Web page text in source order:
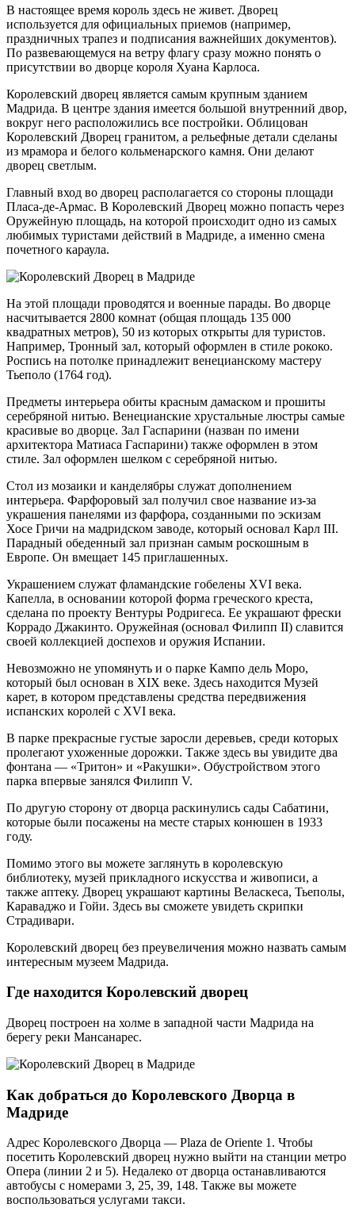
В настоящее время король здесь не живет. Дворец
используется для официальных приемов (например,
праздничных трапез и подписания важнейших документов).
По развевающемуся на ветру флагу сразу можно понять о
присутствии во дворце короля Хуана Карлоса.
Королевский дворец является самым крупным зданием
Мадрида. В центре здания имеется большой внутренний двор,
вокруг него расположились все постройки. Облицован
Королевский Дворец гранитом, а рельефные детали сделаны
из мрамора и белого кольменарского камня. Они делают
дворец светлым.
Главный вход во дворец располагается со стороны площади
Пласа-де-Армас. В Королевский Дворец можно попасть через
Оружейную площадь, на которой происходит одно из самых
любимых туристами действий в Мадриде, а именно смена
почетного караула.
На этой площади проводятся и военные парады. Во дворце
насчитывается 2800 комнат (общая площадь 135 000
квадратных метров), 50 из которых открыты для туристов.
Например, Тронный зал, который оформлен в стиле рококо.
Роспись на потолке принадлежит венецианскому мастеру
Тьеполо (1764 год).
Предметы интерьера обиты красным дамаском и прошиты
серебряной нитью. Венецианские хрустальные люстры самые
красивые во дворце. Зал Гаспарини (назван по имени
архитектора Матиаса Гаспарини) также оформлен в этом
стиле. Зал оформлен шелком с серебряной нитью.
Стол из мозаики и канделябры служат дополнением
интерьера. Фарфоровый зал получил свое название из-за
украшения панелями из фарфора, созданными по эскизам
Хосе Гричи на мадридском заводе, который основал Карл III.
Парадный обеденный зал признан самым роскошным в
Европе. Он вмещает 145 приглашенных.
Украшением служат фламандские гобелены XVI века.
Капелла, в основании которой форма греческого креста,
сделана по проекту Вентуры Родригеса. Ее украшают фрески
Коррадо Джакинто. Оружейная (основал Филипп II) славится
своей коллекцией доспехов и оружия Испании.
Невозможно не упомянуть и о парке Кампо дель Моро,
который был основан в XIX веке. Здесь находится Музей
карет, в котором представлены средства передвижения
испанских королей с XVI века.
В парке прекрасные густые заросли деревьев, среди которых
пролегают ухоженные дорожки. Также здесь вы увидите два
фонтана — «Тритон» и «Ракушки». Обустройством этого
парка впервые занялся Филипп V.
По другую сторону от дворца раскинулись сады Сабатини,
которые были посажены на месте старых конюшен в 1933
году.
Помимо этого вы можете заглянуть в королевскую
библиотеку, музей прикладного искусства и живописи, а
также аптеку. Дворец украшают картины Веласкеса, Тьеполы,
Караваджо и Гойи. Здесь вы сможете увидеть скрипки
Страдивари.
Королевский дворец без преувеличения можно назвать самым
интересным музеем Мадрида.
Где находится Королевский дворец
Дворец построен на холме в западной части Мадрида на
берегу реки Мансанарес.
Как добраться до Королевского Дворца в
Мадриде
Адрес Королевского Дворца — Plaza de Oriente 1. Чтобы
посетить Королевский дворец нужно выйти на станции метро
Опера (линии 2 и 5). Недалеко от дворца останавливаются
автобусы с номерами 3, 25, 39, 148. Также вы можете
воспользоваться услугами такси.